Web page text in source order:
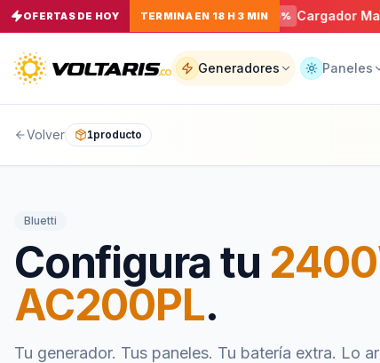
OFERTAS DE HOY TERMINA EN 18 H 3 MIN
Macho NEMA L14-30P 30A −5 % Cargador Magnético
Generadores Paneles
Volver 1producto
Bluetti
Configura tu
AC200PL.
Tu generador. Tus paneles. Tu batería extra. Lo
Tu
Tu
carrito
Agrega
botón
al
págalos
todos
productos